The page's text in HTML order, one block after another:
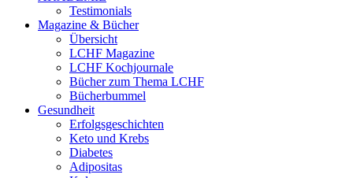
Testimonials
Magazine & Bücher
Übersicht
LCHF Magazine
LCHF Kochjournale
Bücher zum Thema LCHF
Bücherbummel
Gesundheit
Erfolgsgeschichten
Keto und Krebs
Diabetes
Adipositas